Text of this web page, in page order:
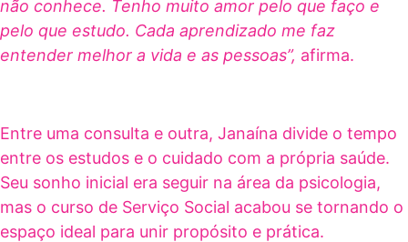
não conhece. Tenho muito amor pelo que faço e
pelo que estudo. Cada aprendizado me faz
entender melhor a vida e as pessoas”, afirma.
Entre uma consulta e outra, Janaína divide o tempo
entre os estudos e o cuidado com a própria saúde.
Seu sonho inicial era seguir na área da psicologia,
mas o curso de Serviço Social acabou se tornando o
espaço ideal para unir propósito e prática.